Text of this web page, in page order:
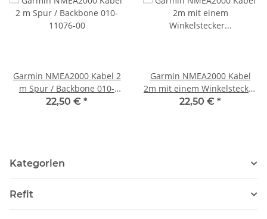
Garmin NMEA2000 Kabel 2
m Spur / Backbone 010-
11076-00
22,50 € *
Garmin NMEA2000 Kabel
2m mit einem Winkelstecker
010-11089-00
22,50 € *
Kategorien
Refit